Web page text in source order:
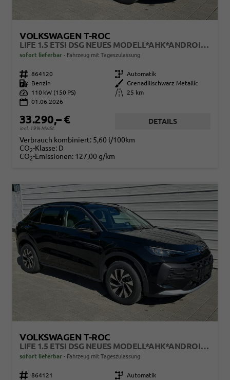
VOLKSWAGEN T-ROC
LIFE 1.5 ETSI DSG NEUES MODELL*AHK*ANDROID AUTO*SHZ*ACC*KAMERA*5J GARANTIE*KLIMAAUTO*
sofort lieferbar Fahrzeug mit Tageszulassung
Fahrzeugnr. 864120 Getriebe Automatik
Kraftstoff
Benzin Außenfarbe
Grenadillschwarz Metallic
Leistung
110 kW (150 PS) Kilometerstand
25 km
01.06.2026
33.290,– €
incl. 19% MwSt.
DETAILS
Verbrauch kombiniert: 5,60 l/100km
CO2-Klasse: D
CO2-Emissionen: 127,00 g/km
VOLKSWAGEN T-ROC
LIFE 1.5 ETSI DSG NEUES MODELL*AHK*ANDROID AUTO*SHZ*ACC*KAMERA*5J GARANTIE*KLIMAAUTO*
sofort lieferbar Fahrzeug mit Tageszulassung
Fahrzeugnr. 864121 Getriebe Automatik